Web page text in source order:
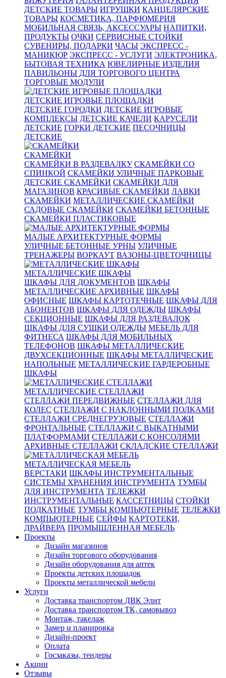
ДЕТСКИЕ ТОВАРЫ ИГРУШКИ КАНЦЕЛЯРСКИЕ
ТОВАРЫ КОСМЕТИКА, ПАРФЮМЕРИЯ
МОБИЛЬНАЯ СВЯЗЬ, АКСЕССУАРЫ НАПИТКИ,
ПРОДУКТЫ ОЧКИ СЕРВИСНЫЕ СТОЙКИ
СУВЕНИРЫ, ПОДАРКИ ЧАСЫ ЭКСПРЕСС -
МАНИКЮР ЭКСПРЕСС - УСЛУГИ ЭЛЕКТРОНИКА,
БЫТОВАЯ ТЕХНИКА ЮВЕЛИРНЫЕ ИЗДЕЛИЯ
ПАВИЛЬОНЫ ДЛЯ ТОРГОВОГО ЦЕНТРА
ТОРГОВЫЕ МОДУЛИ
ДЕТСКИЕ ИГРОВЫЕ ПЛОЩАДКИ
ДЕТСКИЕ ГОРОДКИ ДЕТСКИЕ ИГРОВЫЕ
КОМПЛЕКСЫ ДЕТСКИЕ КАЧЕЛИ КАРУСЕЛИ
ДЕТСКИЕ ГОРКИ ДЕТСКИЕ ПЕСОЧНИЦЫ
ДЕТСКИЕ
СКАМЕЙКИ
СКАМЕЙКИ В РАЗДЕВАЛКУ СКАМЕЙКИ СО
СПИНКОЙ СКАМЕЙКИ УЛИЧНЫЕ ПАРКОВЫЕ
ДЕТСКИЕ СКАМЕЙКИ СКАМЕЙКИ ДЛЯ
МАГАЗИНОВ КРАСИВЫЕ СКАМЕЙКИ ЛАВКИ
СКАМЕЙКИ МЕТАЛЛИЧЕСКИЕ СКАМЕЙКИ
САДОВЫЕ СКАМЕЙКИ СКАМЕЙКИ БЕТОННЫЕ
СКАМЕЙКИ ПЛАСТИКОВЫЕ
МАЛЫЕ АРХИТЕКТУРНЫЕ ФОРМЫ
УЛИЧНЫЕ БЕТОННЫЕ УРНЫ УЛИЧНЫЕ
ТРЕНАЖЕРЫ ВОРКАУТ ВАЗОНЫ-ЦВЕТОЧНИЦЫ
МЕТАЛЛИЧЕСКИЕ ШКАФЫ
ШКАФЫ ДЛЯ ДОКУМЕНТОВ ШКАФЫ
МЕТАЛЛИЧЕСКИЕ АРХИВНЫЕ ШКАФЫ
ОФИСНЫЕ ШКАФЫ КАРТОТЕЧНЫЕ ШКАФЫ ДЛЯ
АБОНЕНТОВ ШКАФЫ ДЛЯ ОДЕЖДЫ ШКАФЫ
СЕКЦИОННЫЕ ШКАФЫ ДЛЯ РАЗДЕВАЛОК
ШКАФЫ ДЛЯ СУШКИ ОДЕЖДЫ МЕБЕЛЬ ДЛЯ
ФИТНЕСА ШКАФЫ ДЛЯ МОБИЛЬНЫХ
ТЕЛЕФОНОВ ШКАФЫ МЕТАЛЛИЧЕСКИЕ
ДВУХСЕКЦИОННЫЕ ШКАФЫ МЕТАЛЛИЧЕСКИЕ
НАПОЛЬНЫЕ МЕТАЛЛИЧЕСКИЕ ГАРДЕРОБНЫЕ
ШКАФЫ
МЕТАЛЛИЧЕСКИЕ СТЕЛЛАЖИ
СТЕЛЛАЖИ ПЕРЕДВИЖНЫЕ СТЕЛЛАЖИ ДЛЯ
КОЛЕС СТЕЛЛАЖИ С НАКЛОННЫМИ ПОЛКАМИ
СТЕЛЛАЖИ СРЕДНЕГРУЗОВЫЕ СТЕЛЛАЖИ
ФРОНТАЛЬНЫЕ СТЕЛЛАЖИ С ВЫКАТНЫМИ
ПЛАТФОРМАМИ СТЕЛЛАЖИ С КОНСОЛЯМИ
АРХИВНЫЕ СТЕЛЛАЖИ СКЛАДСКИЕ СТЕЛЛАЖИ
МЕТАЛЛИЧЕСКАЯ МЕБЕЛЬ
ВЕРСТАКИ ШКАФЫ ИНСТРУМЕНТАЛЬНЫЕ
СИСТЕМЫ ХРАНЕНИЯ ИНСТРУМЕНТА ТУМБЫ
ДЛЯ ИНСТРУМЕНТА ТЕЛЕЖКИ
ИНСТРУМЕНТАЛЬНЫЕ КАССЕТНИЦЫ СТОЙКИ
ПОДКАТНЫЕ ТУМБЫ КОМПЬЮТЕРНЫЕ ТЕЛЕЖКИ
КОМПЬЮТЕРНЫЕ СЕЙФЫ КАРТОТЕКИ,
ДРАЙВЕРА ПРОМЫШЛЕННАЯ МЕБЕЛЬ
Проекты
Дизайн магазинов
Дизайн торгового оборудования
Дизайн оборудования для аптек
Проекты детских площадок
Проекты металлической мебели
Услуги
Доставка транспортом ДВК Элит
Доставка транспортом ТК, самовывоз
Монтаж, такелаж
Замер и планировка
Дизайн-проект
Оплата
Госзаказы, тендеры
Акции
Отзывы